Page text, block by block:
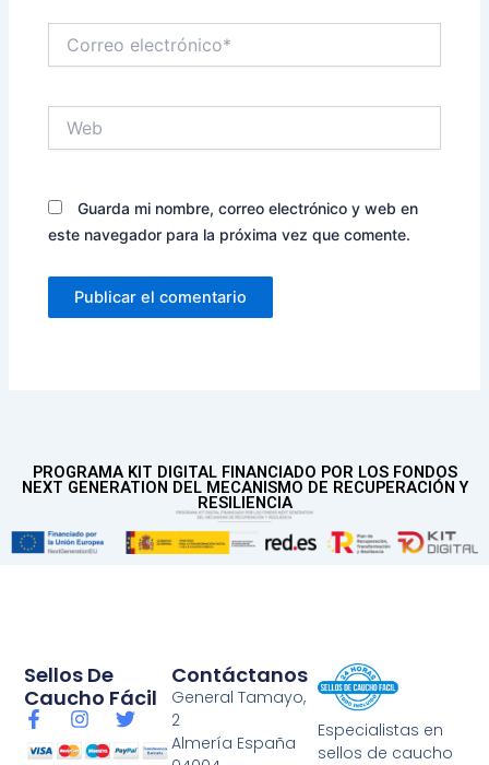
electrónico*
Guarda mi nombre, correo electrónico y web en
este navegador para la próxima vez que comente.
PROGRAMA KIT DIGITAL FINANCIADO POR LOS FONDOS
NEXT GENERATION DEL MECANISMO DE RECUPERACIÓN Y
RESILIENCIA
Especialistas en
sellos de caucho
Contáctanos
General Tamayo,
2
Almería España
Sellos De
Caucho Fácil
F
a
c
I
s
T
i